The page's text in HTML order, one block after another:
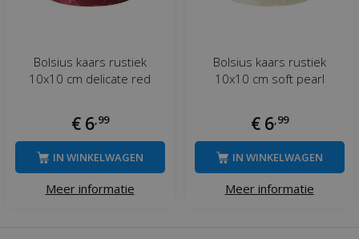
Bolsius kaars rustiek
10x10 cm delicate red
€ 6,99
Meer informatie
IN WINKELWAGEN
Bolsius kaars rustiek
10x10 cm soft pearl
€ 6,99
Meer informatie
IN WINKELWAGEN